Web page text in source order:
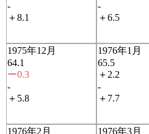
-
＋8.1
-
＋6.5
1975年12月
64.1
ー0.3
-
＋5.8
1976年1月
65.5
＋2.2
-
＋7.7
1976年2月 1976年3月